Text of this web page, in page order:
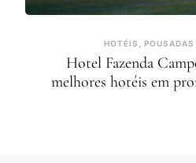
HOTÉIS, POUSADAS
Hotel Fazenda
melhores hotéis em